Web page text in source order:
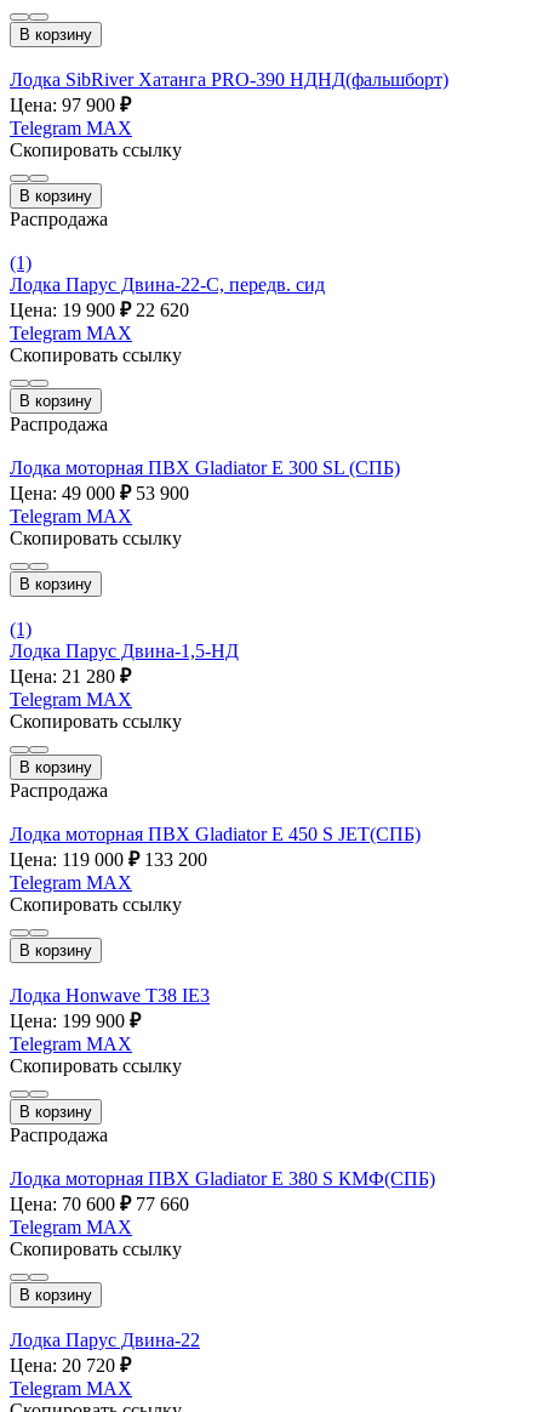
В корзину
Лодка SibRiver Хатанга PRO-390 НДНД(фальшборт)
Цена: 97 900 ₽
Telegram MAX
Скопировать ссылку
В корзину
Распродажа
(1)
Лодка Парус Двина-22-С, передв. сид
Цена: 19 900 ₽ 22 620
Telegram MAX
Скопировать ссылку
В корзину
Распродажа
Лодка моторная ПВХ Gladiator E 300 SL (СПБ)
Цена: 49 000 ₽ 53 900
Telegram MAX
Скопировать ссылку
В корзину
(1)
Лодка Парус Двина-1,5-НД
Цена: 21 280 ₽
Telegram MAX
Скопировать ссылку
В корзину
Распродажа
Лодка моторная ПВХ Gladiator E 450 S JET(СПБ)
Цена: 119 000 ₽ 133 200
Telegram MAX
Скопировать ссылку
В корзину
Лодка Honwave T38 IE3
Цена: 199 900 ₽
Telegram MAX
Скопировать ссылку
В корзину
Распродажа
Лодка моторная ПВХ Gladiator E 380 S КМФ(СПБ)
Цена: 70 600 ₽ 77 660
Telegram MAX
Скопировать ссылку
В корзину
Лодка Парус Двина-22
Цена: 20 720 ₽
Telegram MAX